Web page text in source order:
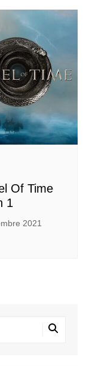
Of Time
1
2021